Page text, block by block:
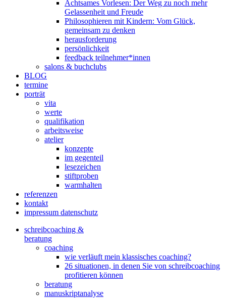
Achtsames Vorlesen: Der Weg zu noch mehr
Gelassenheit und Freude
Philosophieren mit Kindern: Vom Glück,
gemeinsam zu denken
herausforderung
persönlichkeit
feedback teilnehmer*innen
salons & buchclubs
BLOG
termine
porträt
vita
werte
qualifikation
arbeitsweise
atelier
konzepte
im gegenteil
lesezeichen
stiftproben
warmhalten
referenzen
kontakt
impressum datenschutz
schreibcoaching &
beratung
coaching
wie verläuft mein klassisches coaching?
26 situationen, in denen Sie von schreibcoaching
profitieren können
beratung
manuskriptanalyse